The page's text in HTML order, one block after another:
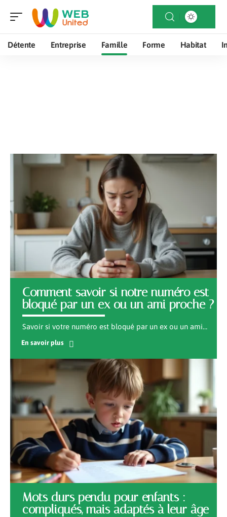
Détente Entreprise Famille Forme Habitat
Comment savoir si notre numéro est
bloqué par un ex ou un ami proche ?
Savoir si votre numéro est bloqué par un ex ou un ami…
En savoir plus
Mots durs pendu pour enfants :
compliqués, mais adaptés à leur âge